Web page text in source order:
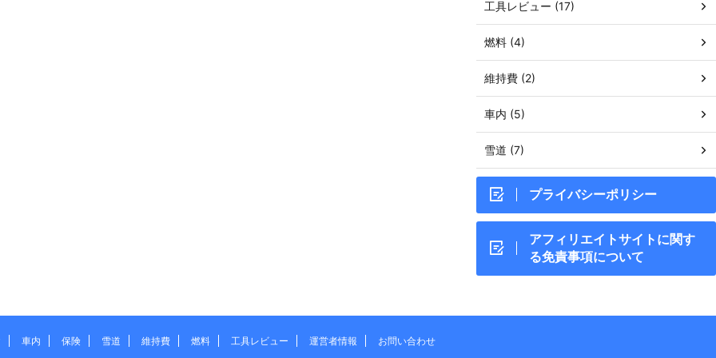
工具レビュー (17)
燃料 (4)
維持費 (2)
車内 (5)
雪道 (7)
プライバシーポリシー
アフィリエイトサイトに関す
る免責事項について
車内 保険 雪道 維持費 燃料 工具レビュー 運営者情報 お問い合わせ